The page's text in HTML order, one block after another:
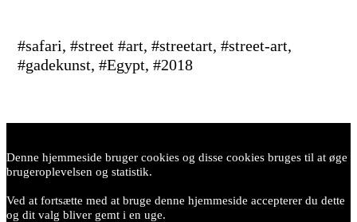
#safari, #street #art, #streetart, #street-art,
#gadekunst, #Egypt, #2018
Denne hjemmeside bruger cookies og disse cookies bruges til at øge
brugeroplevelsen og statistik.
Ved at fortsætte med at bruge denne hjemmeside accepterer du dette
og dit valg bliver gemt i en uge.